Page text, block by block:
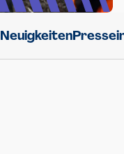
Neuigkeiten